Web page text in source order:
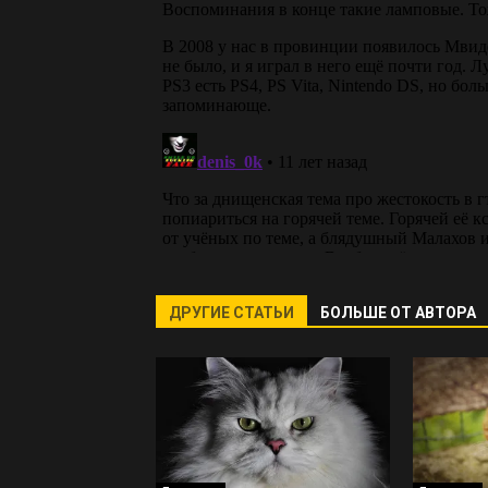
ДРУГИЕ СТАТЬИ БОЛЬШЕ ОТ АВТОРА